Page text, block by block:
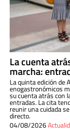
La cuenta
marcha:
La quinta edición de
enogastronómicos
su cuenta atrás con
entradas. La cita
reunir una cuidada
directo.
04/08/2026